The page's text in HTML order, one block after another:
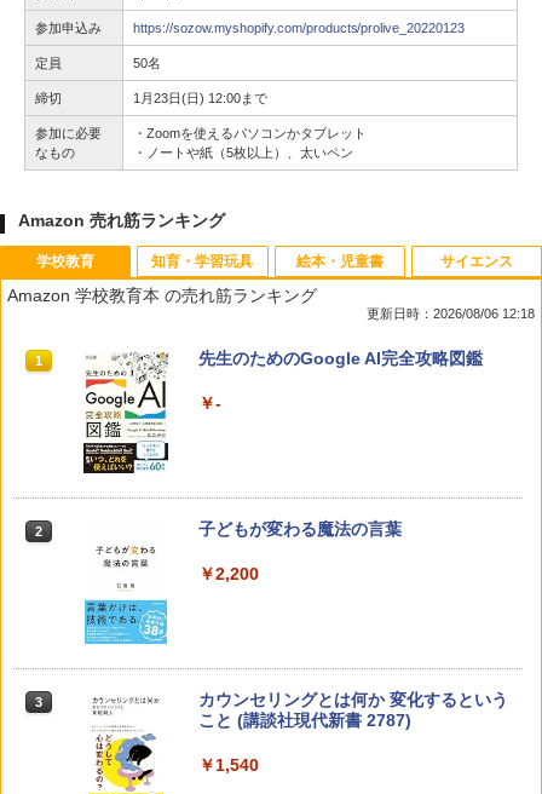
参加申込み https://sozow.myshopify.com/products/prolive_20220123
定員 50名
締切 1月23日(日) 12:00まで
参加に必要
なもの
・Zoomを使えるパソコンかタブレット
・ノートや紙（5枚以上）、太いペン
Amazon 売れ筋ランキング
学校教育
Amazon 学校教育本 の売れ筋ランキング
更新日時：2026/08/06 12:18
1 先生のためのGoogle AI完全攻略図鑑
￥-
2 子どもが変わる魔法の言葉
￥2,200
3
カウンセリングとは何か 変化するという
こと (講談社現代新書 2787)
￥1,540
知育・学習玩具 絵本・児童書 サイエンス